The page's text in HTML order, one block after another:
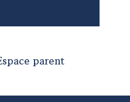
parent